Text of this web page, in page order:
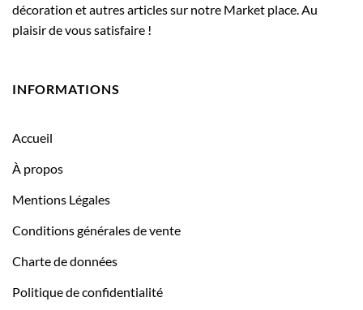
décoration et autres articles sur notre Market place. Au
plaisir de vous satisfaire !
INFORMATIONS
Accueil
À propos
Mentions Légales
Conditions générales de vente
Charte de données
Politique de confidentialité